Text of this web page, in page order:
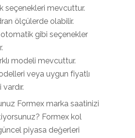
seçenekleri mevcuttur.
ölçülerde olabilir.
otomatik gibi seçenekler
modeli mevcuttur.
veya uygun fiyatlı
Formex marka saatinizi
Formex kol
piyasa değerleri